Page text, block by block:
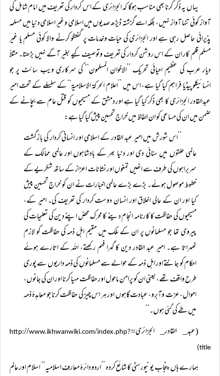
یہاں یہ ذکر کرنا بھی مناسب ہوگا کہ الجزائری کے اس کردار کی تعریف میں امام شامل کی
آواز کوئی تنہا آواز نہیں، بلکہ اسے گزشتہ ڈیڑھ صدیوں میں اسلامی وغیر اسلامی دنیا میں مسلمہ
پذیرائی حاصل رہی ہے اور الجزائری کی حیات وخدمات پر گفتگو کرنے والا کوئی مسلم یا غیر
مسلم قلم کار ان کے اس روشن کردار کی تعریف وتوصیف کیے بغیر آگے نہیں بڑھتا۔ مثلاً
دیار عرب کی عظیم احیائی تحریک ’’الاخوان المسلمون‘‘ کی سرکاری ویب سائٹ پر جو
انسائیکلوپیڈیا فراہم کیا گیا ہے، اس میں ’’اعلام الحرکۃ الاسلامیۃ‘‘ کے سلسلے کے تحت امیر
عبدالقادر الجزائری کا بھی ذکر کیا گیا ہے اور دمشق کے مسیحیوں کو قتل عام سے بچانے کے
ضمن میں ان کی مساعی کو ان الفاظ میں خراج تحسین پیش کیا گیا ہے:
’’اس شورش میں امیر عبد القادر کے اسلامی اور انسانی کردار کی بازگشت
عالمی حلقوں میں سنائی دی اور دنیا بھر کے بادشاہوں اور عالمی ممالک کے
سربراہوں کی طرف سے انھیں تمغوں اور نشانات اعزاز کے ساتھ شکریے کے
خطوط موصول ہوئے۔ بڑے بڑے عالمی اخبارات نے ان کو خراج تحسین پیش
کیا اور ان کے عالی اخلاق اور انسان دوست کردار کی تعریف کی۔ امیر کے،
مسیحیوں کی حفاظت کا کارنامہ انجام دینے کا محرک محض اپنے دین کی تعلیمات کی
پیروی تھا جو مسلمانوں پر ان کے ملک میں مقیم اہل ذمہ کی حفاظت کو لازم
ٹھہراتا ہے۔ امیر عبد القادر دین کا گہرا فہم رکھتے، اللہ کے اتارے ہوئے
احکام کو جانتے اور اہل ذمہ کے حوالے سے مسلمانوں کی ذمہ داریوں سے پوری
طرح واقف تھے، یعنی ان کو پرامن ماحول اور حفاظت مہیا کرنا اور ان کی جانوں،
اموال، عزت وآبرو، عبادت گاہوں اور ہر اس چیز کی حفاظت کرنا جو معاہدۂ ذمہ
میں طے کی گئی ہوں۔‘‘
(عبد_ القادر_ الجزائری=
http://www.ikhwanwiki.com/index.php?
title)
ہمارے ہاں پنجاب یونیورسٹی کا شائع کردہ ’’اردو دائرۂ معارف اسلامیہ‘‘ اسلام اور عالم